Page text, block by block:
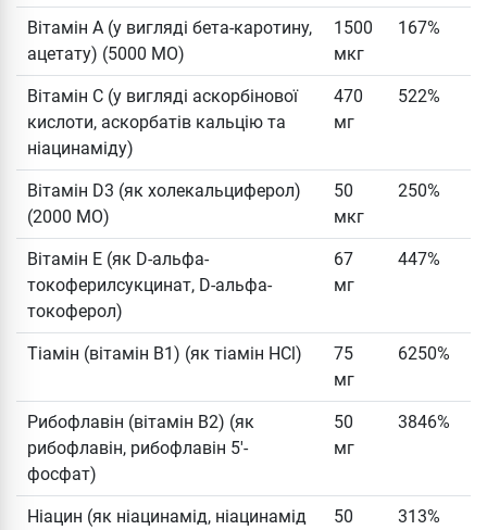
Вітамін А (у вигляді бета-каротину,
ацетату) (5000 МО)
1500
мкг
167%
Вітамін С (у вигляді аскорбінової
кислоти, аскорбатів кальцію та
ніацинаміду)
470
мг
522%
Вітамін D3 (як холекальциферол)
(2000 МО)
50
мкг
250%
Вітамін Е (як D-альфа-
токоферилсукцинат, D-альфа-
токоферол)
67
мг
447%
Тіамін (вітамін B1) (як тіамін HCl)
75
мг
6250%
Рибофлавін (вітамін B2) (як
рибофлавін, рибофлавін 5'-
фосфат)
50
мг
3846%
Ніацин (як ніацинамід, ніацинамід
50
313%